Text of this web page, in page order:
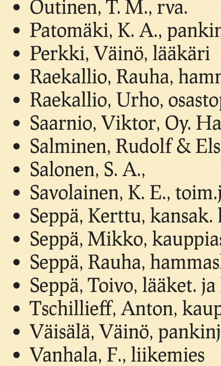
Outinen, T. M., rva.
Patomäki, K. A.,
Perkki, Väinö, lääkäri
Raekallio, Rauha,
Raekallio, Urho,
Saarnio, Viktor, Oy.
Salminen, Rudolf &
Salonen, S. A.,
Savolainen, K. E.,
Seppä, Kerttu,
Seppä, Mikko,
Seppä, Rauha,
Seppä, Toivo, lääket.
Tschillieff, Anton,
Väisälä, Väinö,
Vanhala, F., liikemies